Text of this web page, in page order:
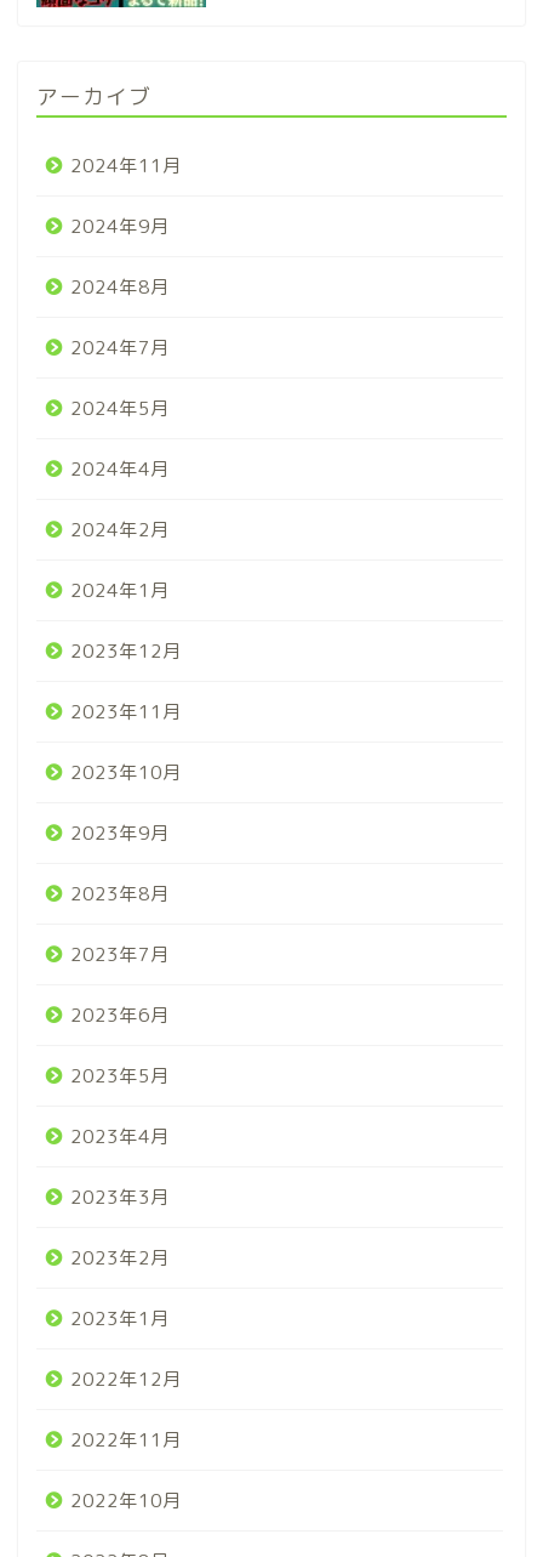
アーカイブ
2024年11月
2024年9月
2024年8月
2024年7月
2024年5月
2024年4月
2024年2月
2024年1月
2023年12月
2023年11月
2023年10月
2023年9月
2023年8月
2023年7月
2023年6月
2023年5月
2023年4月
2023年3月
2023年2月
2023年1月
2022年12月
2022年11月
2022年10月